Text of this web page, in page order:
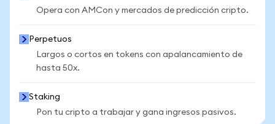
Opera con AMCon y mercados de predicción cripto.
Perpetuos
Largos o cortos en tokens con apalancamiento de
hasta 50x.
Staking
Pon tu cripto a trabajar y gana ingresos pasivos.